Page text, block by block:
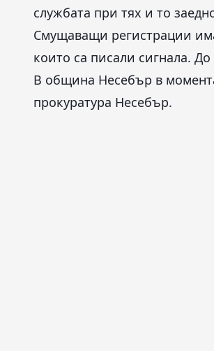
службата при тях и то
Смущаващи регистрации
които са писали сигнала.
В община Несебър в
прокуратура Несебър.